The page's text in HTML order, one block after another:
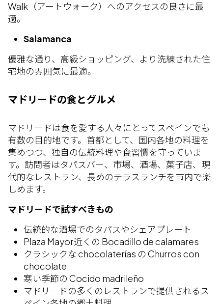
Walk（アートウォーク）へのアクセスの良さに最
適。
Salamanca
優雅な通り、高級ショッピング、より洗練された住
宅地の雰囲気に最適。
マドリードの食とグルメ
マドリードは食を愛する人々にとってスペインでも
有数の目的地です。首都として、国内各地の料理を
集めつつ、独自の伝統料理や食習慣を守っていま
す。訪問者はタパスバー、市場、酒場、菓子店、現
代的なレストラン、長めのテラスランチを市内で楽
しめます。
マドリードで試すべきもの
伝統的な酒場でのタパスやシェアプレート
Plaza Mayor近くの Bocadillo de calamares
クラシックな chocolaterías の Churros con
chocolate
寒い季節の Cocido madrileño
マドリードの多くのレストランで提供されるス